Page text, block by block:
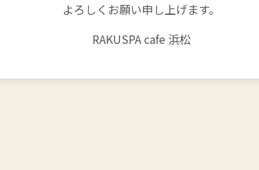
よろしくお願い申し上げます。
RAKUSPA cafe 浜松